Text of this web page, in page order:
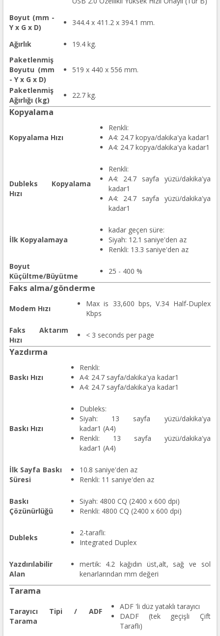
Boyut (mm -
Y x G x D)
344.4 x 411.2 x 394.1 mm.
Ağırlık
19.4 kg.
Paketlenmiş
Boyutu (mm
- Y x G x D)
519 x 440 x 556 mm.
Paketlenmiş
Ağırlığı (kg)
22.7 kg.
Kopyalama
Kopyalama Hızı
Renkli:
A4: 24.7 kopya/dakika'ya kadar1
A4: 24.7 kopya/dakika'ya kadar1
Dubleks Kopyalama
Hızı
Renkli:
A4: 24.7 sayfa yüzü/dakika'ya
kadar1
A4: 24.7 sayfa yüzü/dakika'ya
kadar1
İlk Kopyalamaya
kadar geçen süre:
Siyah: 12.1 saniye'den az
Renkli: 13.3 saniye'den az
Boyut
Küçültme/Büyütme
25 - 400 %
Faks alma/gönderme
Modem Hızı
Max is 33,600 bps, V.34 Half-Duplex
Kbps
Faks Aktarım
Hızı
< 3 seconds per page
Yazdırma
Baskı Hızı
Renkli:
A4: 24.7 sayfa/dakika'ya kadar1
A4: 24.7 sayfa/dakika'ya kadar1
Baskı Hızı
Dubleks:
Siyah: 13 sayfa yüzü/dakika'ya
kadar1 (A4)
Renkli: 13 sayfa yüzü/dakika'ya
kadar1 (A4)
İlk Sayfa Baskı
Süresi
10.8 saniye'den az
Renkli: 11 saniye'den az
Baskı
Çözünürlüğü
Siyah: 4800 CQ (2400 x 600 dpi)
Renkli: 4800 CQ (2400 x 600 dpi)
Dubleks
2-taraflı:
Integrated Duplex
Yazdırılabilir
Alan
mertik: 4.2 kağıdın üst,alt, sağ ve sol
kenarlarından mm değeri
Tarama
Tarayıcı Tipi / ADF
Tarama
ADF 'li düz yataklı tarayıcı
DADF (tek geçişli Çift
Taraflı)